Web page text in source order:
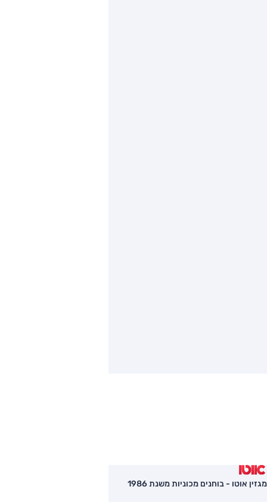
מגזין אוטו - בוחנים מכוניות משנת 1986